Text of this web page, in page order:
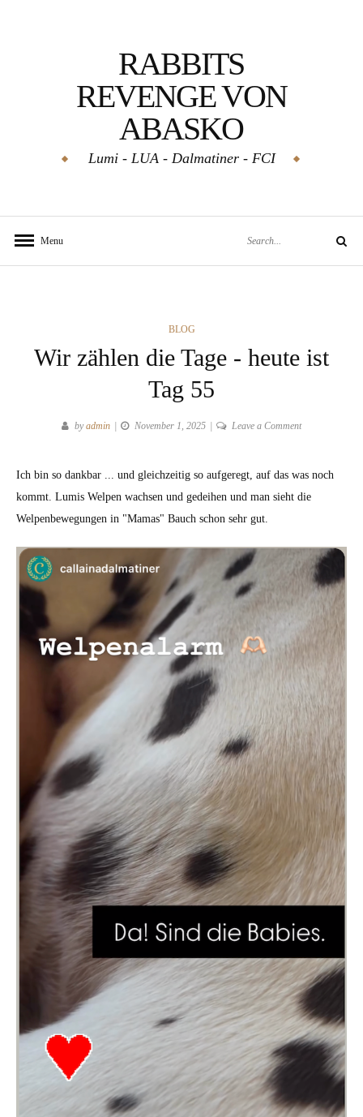
RABBITS
REVENGE VON
ABASKO
Lumi - LUA - Dalmatiner - FCI
Menu Search
CATEGORIES
BLOG
Wir zählen die Tage - heute ist
Tag 55
byadmin November 1, 2025 Leave a Commenton
die
Tage
Tag
Ich bin so dankbar ... und gleichzeitig so aufgeregt, auf das was noch
kommt. Lumis Welpen wachsen und gedeihen und man sieht die
Welpenbewegungen in "Mamas" Bauch schon sehr gut.